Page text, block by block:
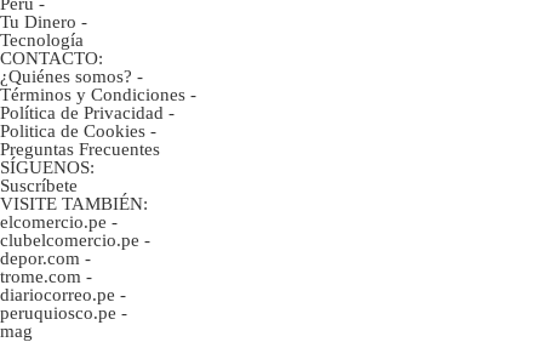
Tu Dinero -
Tecnología
CONTACTO:
¿Quiénes somos? -
Términos y Condiciones -
Política de Privacidad -
Politica de Cookies -
Preguntas Frecuentes
SÍGUENOS:
Suscríbete
VISITE TAMBIÉN:
elcomercio.pe -
clubelcomercio.pe -
depor.com -
trome.com -
diariocorreo.pe -
peruquiosco.pe -
mag